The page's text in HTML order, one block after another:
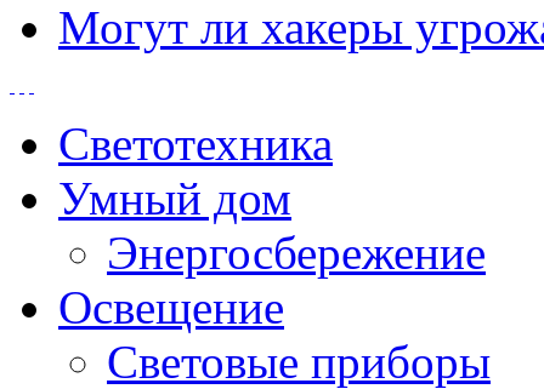
Могут ли хакеры
Светотехника
Умный дом
Энергосбережение
Освещение
Световые приборы